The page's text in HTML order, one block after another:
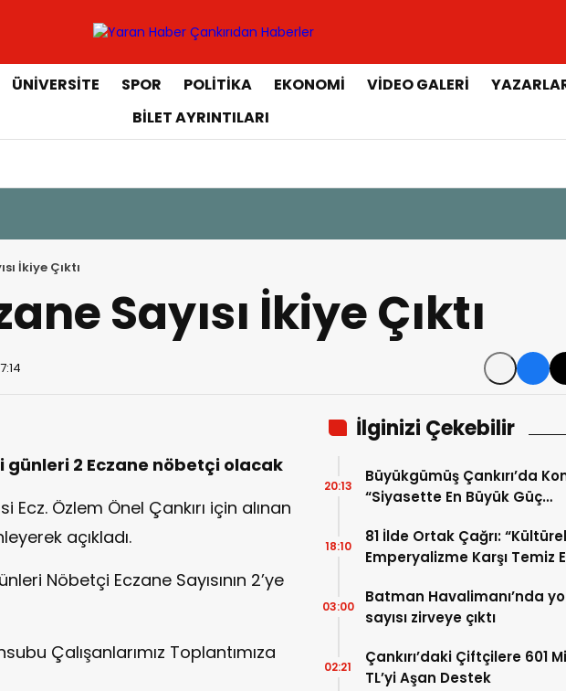
ÜNIVERSITE SPOR POLITIKA EKONOMI VIDEO GALERI
BILET AYRINTILARI
İkiye Çıktı
Sayısı İkiye Çıktı
günleri 2 Eczane nöbetçi olacak
Ecz. Özlem Önel Çankırı için alınan
açıkladı.
Nöbetçi Eczane Sayısının 2’ye
Çalışanlarımız Toplantımıza
İlginizi Çekebilir
Büyükgümüş Çankırı’da
“Siyasette En Büyük Güç
20:13
81 İlde Ortak Çağrı: “Kültürel
Emperyalizme Karşı Temiz
18:10
Batman Havalimanı’nda
sayısı zirveye çıktı
03:00
Çankırı’daki Çiftçilere 601
TL’yi Aşan Destek
02:21